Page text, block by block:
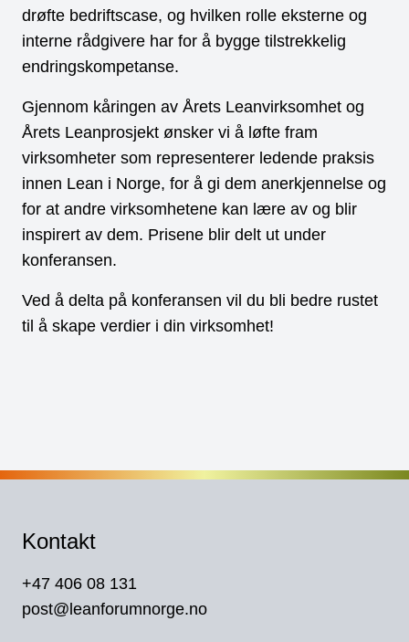
drøfte bedriftscase, og hvilken rolle eksterne og
interne rådgivere har for å bygge tilstrekkelig
endringskompetanse.
Gjennom kåringen av Årets Leanvirksomhet og
Årets Leanprosjekt ønsker vi å løfte fram
virksomheter som representerer ledende praksis
innen Lean i Norge, for å gi dem anerkjennelse og
for at andre virksomhetene kan lære av og blir
inspirert av dem. Prisene blir delt ut under
konferansen.
Ved å delta på konferansen vil du bli bedre rustet
til å skape verdier i din virksomhet!
Kontakt
+47 406 08 131
post@leanforumnorge.no